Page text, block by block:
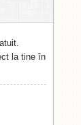
la tine în